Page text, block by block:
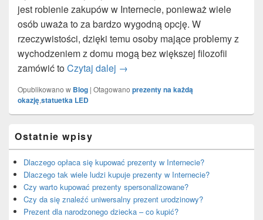
jest robienie zakupów w Internecie, ponieważ wiele
osób uważa to za bardzo wygodną opcję. W
rzeczywistości, dzięki temu osoby mające problemy z
wychodzeniem z domu mogą bez większej filozofii
zamówić toCzytaj dalej Dlaczego prezenty
→
Opublikowano w Blog | Otagowano prezenty na każdą
okazję,statuetka LED
Sidebar
Widget
Area
Ostatnie wpisy
Dlaczego opłaca się kupować prezenty w Internecie?
Dlaczego tak wiele ludzi kupuje prezenty w Internecie?
Czy warto kupować prezenty spersonalizowane?
Czy da się znaleźć uniwersalny prezent urodzinowy?
Prezent dla narodzonego dziecka – co kupić?